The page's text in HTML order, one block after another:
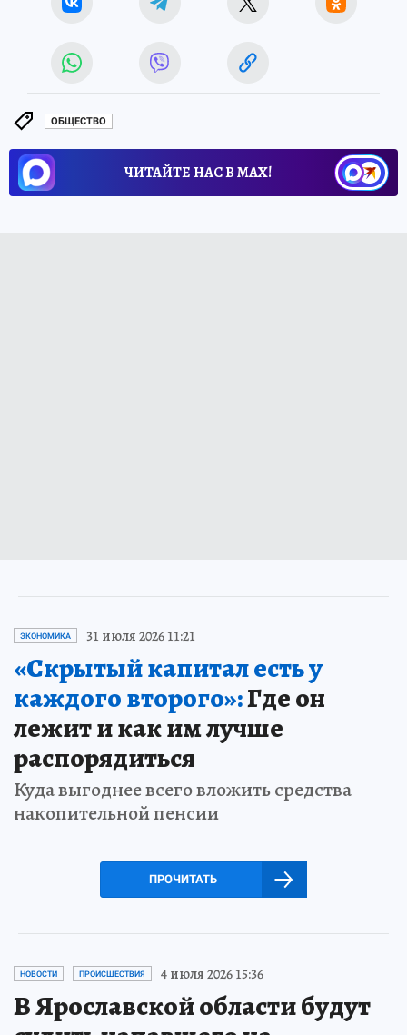
ОБЩЕСТВО
ЧИТАЙТЕ НАС В МАХ!
ЭКОНОМИКА 31 июля 2026 11:21
«Скрытый капитал есть у
каждого второго»:Где он
лежит и как им лучше
распорядиться
Куда выгоднее всего вложить средства
накопительной пенсии
ПРОЧИТАТЬ
НОВОСТИ ПРОИСШЕСТВИЯ 4 июля 2026 15:36
В Ярославской области будут